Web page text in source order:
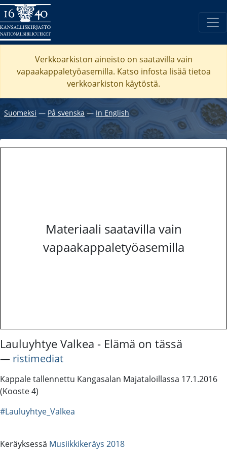
Verkkoarkiston aineisto on saatavilla vain
vapaakappaletyöasemilla. Katso infosta lisää tietoa
verkkoarkiston käytöstä.
Suomeksi ― På svenska ― In English
Materiaali saatavilla vain
vapaakappaletyöasemilla
Lauluyhtye Valkea - Elämä on tässä
― ristimediat
Kappale tallennettu Kangasalan Majataloillassa 17.1.2016
(Kooste 4)
#Lauluyhtye_Valkea
Keräyksessä Musiikkikeräys 2018